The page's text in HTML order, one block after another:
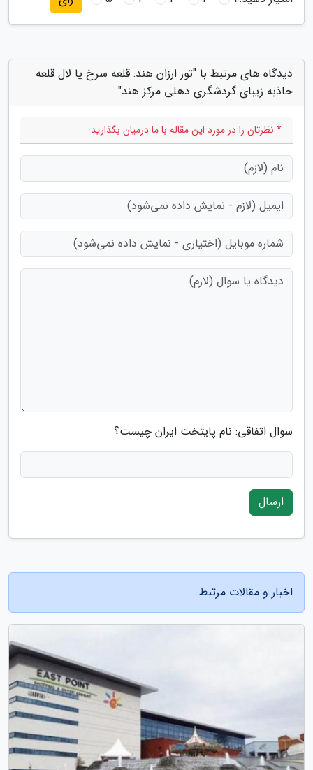
دیدگاه های مرتبط با "تور ارزان هند: قلعه سرخ یا لال قلعه
جاذبه زیبای گردشگری دهلی مرکز هند"
* نظرتان را در مورد این مقاله با ما درمیان بگذارید
سوال اتفاقی: نام پایتخت ایران چیست؟
ارسال
اخبار و مقالات مرتبط